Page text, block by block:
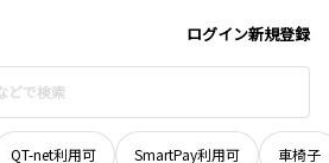
ログイン新規登録
QT-net利用可 SmartPay利用可 車椅子